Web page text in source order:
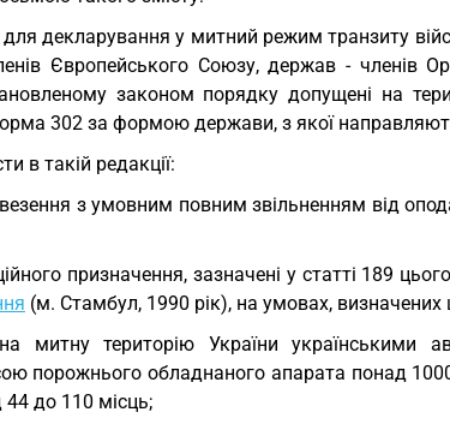
декларування у митний режим транзиту
Європейського Союзу, держав - членів
законом порядку допущені на
302 за формою держави, з якої
в такій редакції:
з умовним повним звільненням від
призначення, зазначені у статті 189
(м. Стамбул, 1990 рік), на умовах,
митну територію України українськими
порожнього обладнаного апарата понад
до 110 місць;